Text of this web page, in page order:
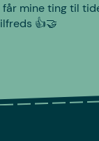
får mine ting til
👍🤝